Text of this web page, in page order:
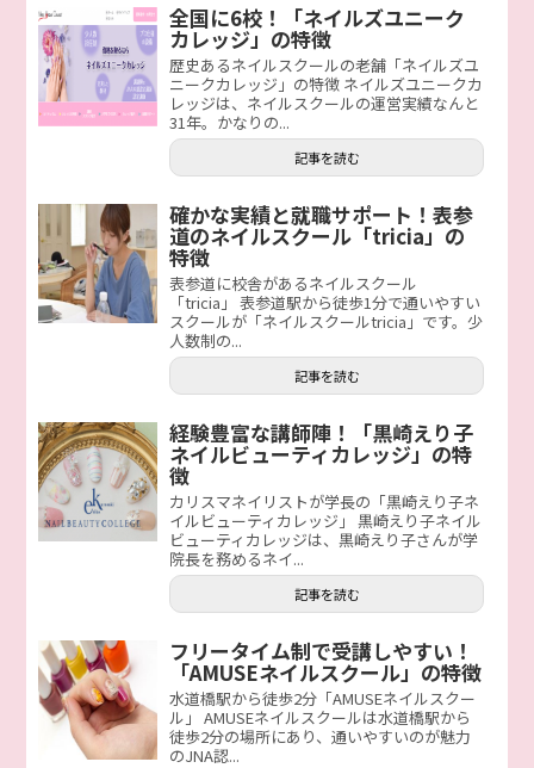
全国に6校！「ネイルズユニーク
カレッジ」の特徴
歴史あるネイルスクールの老舗「ネイルズユ
ニークカレッジ」の特徴 ネイルズユニークカ
レッジは、ネイルスクールの運営実績なんと
31年。かなりの...
記事を読む
確かな実績と就職サポート！表参
道のネイルスクール「tricia」の
特徴
表参道に校舎があるネイルスクール
「tricia」 表参道駅から徒歩1分で通いやすい
スクールが「ネイルスクールtricia」です。少
人数制の...
記事を読む
経験豊富な講師陣！「黒崎えり子
ネイルビューティカレッジ」の特
徴
カリスマネイリストが学長の「黒崎えり子ネ
イルビューティカレッジ」 黒崎えり子ネイル
ビューティカレッジは、黒崎えり子さんが学
院長を務めるネイ...
記事を読む
フリータイム制で受講しやすい！
「AMUSEネイルスクール」の特徴
水道橋駅から徒歩2分「AMUSEネイルスクー
ル」 AMUSEネイルスクールは水道橋駅から
徒歩2分の場所にあり、通いやすいのが魅力
のJNA認...